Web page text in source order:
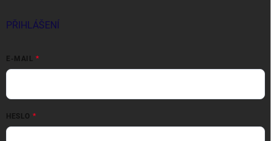
PŘIHLÁŠENÍ
E-MAIL
HESLO